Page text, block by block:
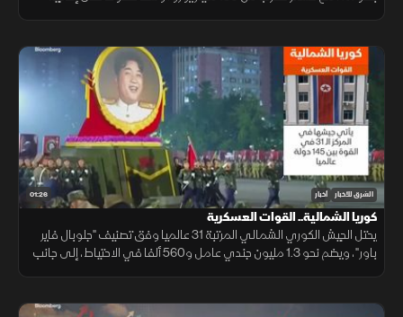
01:26 الشرق للأخبار أخبار
كوريا الشمالية.. القوات العسكرية
يحتل الجيش الكوري الشمالي المرتبة 31 عالميا وفق تصنيف "جلوبال فاير
باور"، ويضم نحو 1.3 مليون جندي عامل و560 ألفا في الاحتياط، إلى جانب